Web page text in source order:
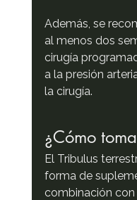
Además, se
al menos dos
cirugía
a la presión
la cirugía.
¿Cómo
El Tribulus
forma de
combinación